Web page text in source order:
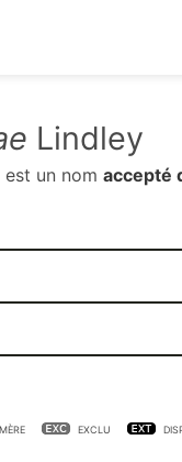
Lindley
est un nom accepté
EXCLU